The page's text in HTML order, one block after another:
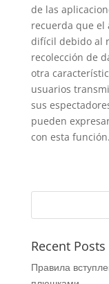
de las
recuerda que el
difícil debido al
recolección de
otra
usuarios
sus
pueden
con esta función.
Recent Posts
Правила